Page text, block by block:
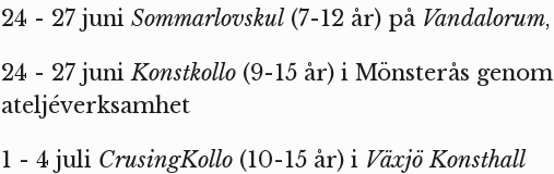
24 - 27 juni Sommarlovskul(7-12 år) på Vandalorum
24 - 27 juniKonstkollo(9-15 år) i Mönsterås genom
ateljéverksamhet
1 - 4 juli CrusingKollo (10-15 år) i Växjö Konsthall